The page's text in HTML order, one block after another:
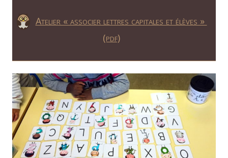
Atelier « associer lettres capitales et élèves »
(pdf)